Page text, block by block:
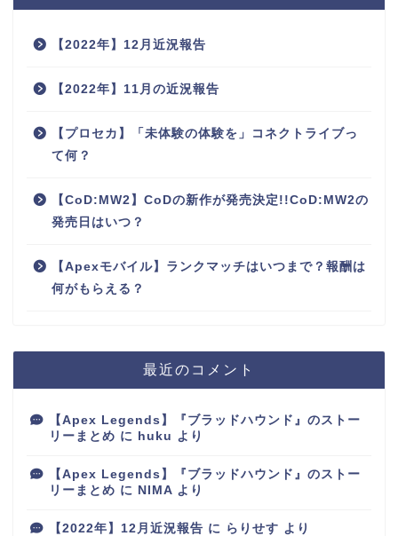
【2022年】12月近況報告
【2022年】11月の近況報告
【プロセカ】「未体験の体験を」コネクトライブっ
て何？
【CoD:MW2】CoDの新作が発売決定!!CoD:MW2の
発売日はいつ？
【Apexモバイル】ランクマッチはいつまで？報酬は
何がもらえる？
最近のコメント
【Apex Legends】『ブラッドハウンド』のストー
リーまとめ に huku より
【Apex Legends】『ブラッドハウンド』のストー
リーまとめ に NIMA より
【2022年】12月近況報告 に らりせす より